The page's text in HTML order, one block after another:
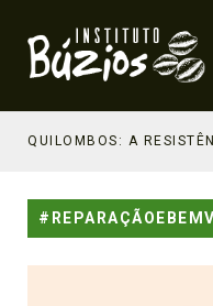
QUILOMBOS: A